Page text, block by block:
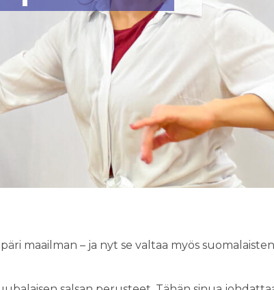
maailman – ja nyt se valtaa myös suomalaisten